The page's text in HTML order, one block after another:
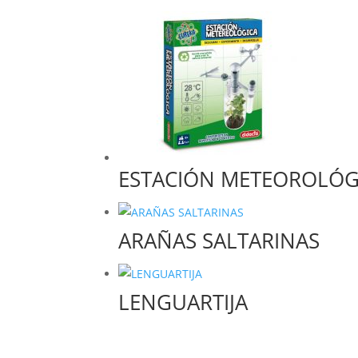
ESTACIÓN
ARAÑAS SALTARINAS
LENGUARTIJA